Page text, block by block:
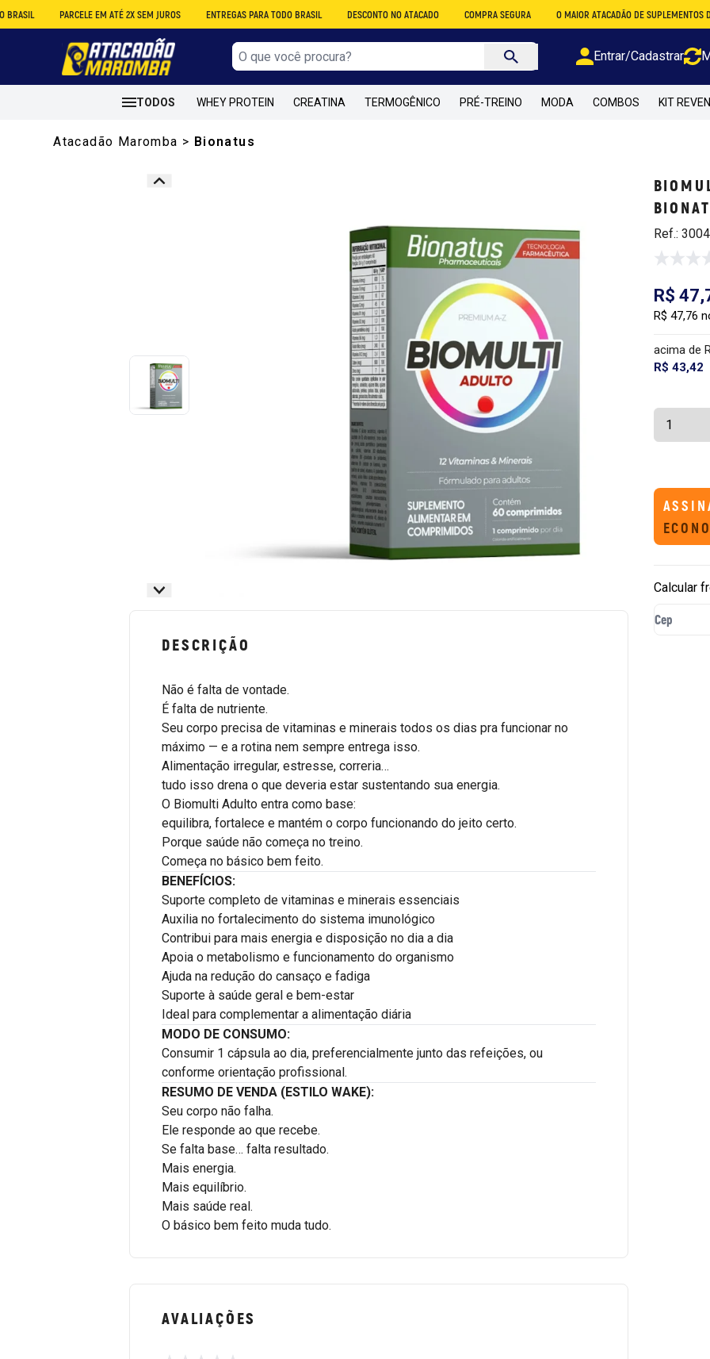
PARCELE EM ATÉ 2X SEM JUROS ENTREGAS PARA TODO BRASIL DESCONTO NO ATACADO COMPRA SEGURA O MAIOR ATACADÃO DE SUPLEMENTOS DO BRASIL
Entrar/Cadastrar
TODOS WHEY PROTEIN CREATINA TERMOGÊNICO PRÉ-TREINO MODA COMBOS KIT
Atacadão Maromba > Bionatus
DESCRIÇÃO
Não é falta de vontade.
É falta de nutriente.
Seu corpo precisa de vitaminas e minerais todos os dias pra funcionar no
máximo — e a rotina nem sempre entrega isso.
Alimentação irregular, estresse, correria…
tudo isso drena o que deveria estar sustentando sua energia.
O Biomulti Adulto entra como base:
equilibra, fortalece e mantém o corpo funcionando do jeito certo.
Porque saúde não começa no treino.
Começa no básico bem feito.
BENEFÍCIOS:
Suporte completo de vitaminas e minerais essenciais
Auxilia no fortalecimento do sistema imunológico
Contribui para mais energia e disposição no dia a dia
Apoia o metabolismo e funcionamento do organismo
Ajuda na redução do cansaço e fadiga
Suporte à saúde geral e bem-estar
Ideal para complementar a alimentação diária
MODO DE CONSUMO:
Consumir 1 cápsula ao dia, preferencialmente junto das refeições, ou
conforme orientação profissional.
RESUMO DE VENDA (ESTILO WAKE):
Seu corpo não falha.
Ele responde ao que recebe.
Se falta base… falta resultado.
Mais energia.
Mais equilíbrio.
Mais saúde real.
O básico bem feito muda tudo.
AVALIAÇÕES
Ref.:
R$
R$ 47,76
acima de
R$ 43,42
Calcular